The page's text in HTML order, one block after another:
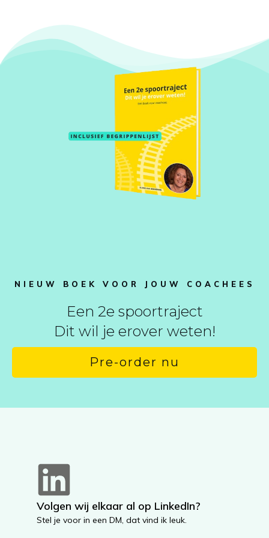
NIEUW BOEK VOOR JOUW COACHEES
Een 2e spoortraject
Dit wil je erover weten!
Pre-order nu
Volgen wij elkaar al op LinkedIn?
Stel je voor in een DM, dat vind ik leuk.